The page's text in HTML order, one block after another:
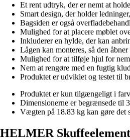
Et rent udtryk, der er nemt at
Smart design, der holder
Bagsiden er også
Mulighed for at placere møblet
Inkluderer en hylde, der kan
Lågen kan monteres, så den
Mulighed for at tilføje hjul for
Nem at rengøre med en fugtig klud
Produktet er udviklet og testet til
Produktet er kun tilgængeligt i
Dimensionerne er begrænsede til
Vægten på 18.83 kg kan gøre det
HELMER